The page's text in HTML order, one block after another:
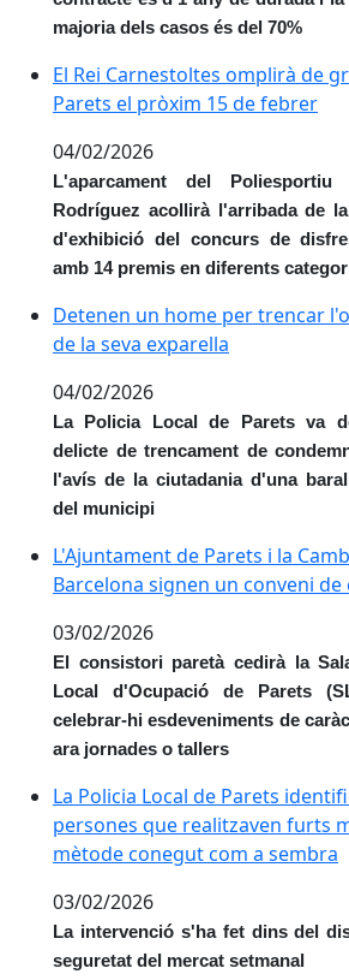
majoria dels casos és del 70%
El Rei Carnestoltes omplirà de
El Rei Carnestoltes omplirà de
Parets el pròxim 15 de febrer
04/02/2026
L'aparcament del Poliesportiu
Rodríguez acollirà l'arribada de
d'exhibició del concurs de
amb 14 premis en diferents
Detenen un home per trencar
Detenen un home per trencar
de la seva exparella
04/02/2026
La Policia Local de Parets va
delicte de trencament de
l'avís de la ciutadania d'una
del municipi
L'Ajuntament de Parets i la
L'Ajuntament de Parets i la
Barcelona signen un conveni de
03/02/2026
El consistori paretà cedirà la
Local d'Ocupació de Parets
celebrar-hi esdeveniments de
ara jornades o tallers
La Policia Local de Parets
La Policia Local de Parets
persones que realitzaven furts
mètode conegut com a sembra
03/02/2026
La intervenció s'ha fet dins del
seguretat del mercat setmanal